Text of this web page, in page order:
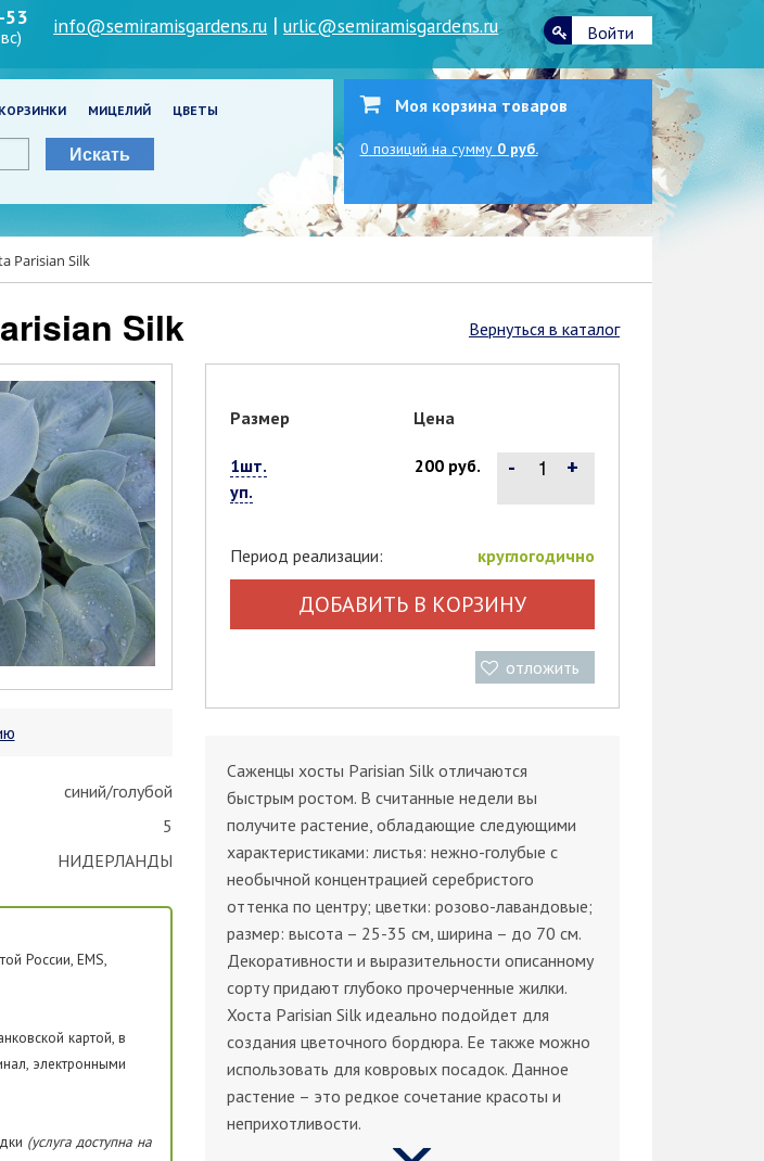
53 info@semiramisgardens.ru |urlic@semiramisgardens.ru Войти
КОРЗИНКИ МИЦЕЛИЙ ЦВЕТЫ
Искать
Моя корзина товаров
0 позиций на сумму 0 руб.
Parisian Silk
Вернуться в каталог
Silk
синий/голубой
5
НИДЕРЛАНДЫ
России, EMS,
картой, в
электронными
(услуга доступна на
Размер Цена
1шт.
уп.
200 руб. - +
Период реализации: круглогодично
ДОБАВИТЬ В КОРЗИНУ
отложить
Саженцы хосты Pаrisiаn Silk отличаются
быстрым ростом. В считанные недели вы
получите растение, обладающие следующими
характеристиками: листья: нежно-голубые с
необычной концентрацией серебристого
оттенка по центру; цветки: розово-лавандовые;
размер: высота – 25-35 см, ширина – до 70 см.
Декоративности и выразительности описанному
сорту придают глубоко прочерченные жилки.
Хоста Pаrisiаn Silk идеально подойдет для
создания цветочного бордюра. Ее также можно
использовать для ковровых посадок. Данное
растение – это редкое сочетание красоты и
неприхотливости.